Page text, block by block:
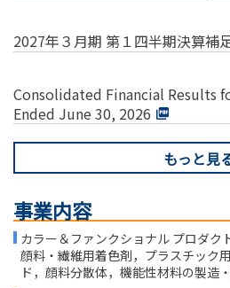
2027年３月期 第１四半期決算補
Consolidated Financial Results
Ended June 30, 2026
もっと見
事業内容
カラー＆ファンクショナル プロダク
顔料・繊維用着色剤，プラスチック
ド，顔料分散体，機能性材料の製造